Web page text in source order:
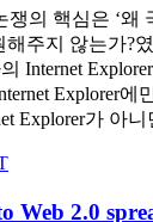
의 핵심은 ‘왜
주지 않는가?
Internet
Explorer에
Explorer가 아
Web 2.0